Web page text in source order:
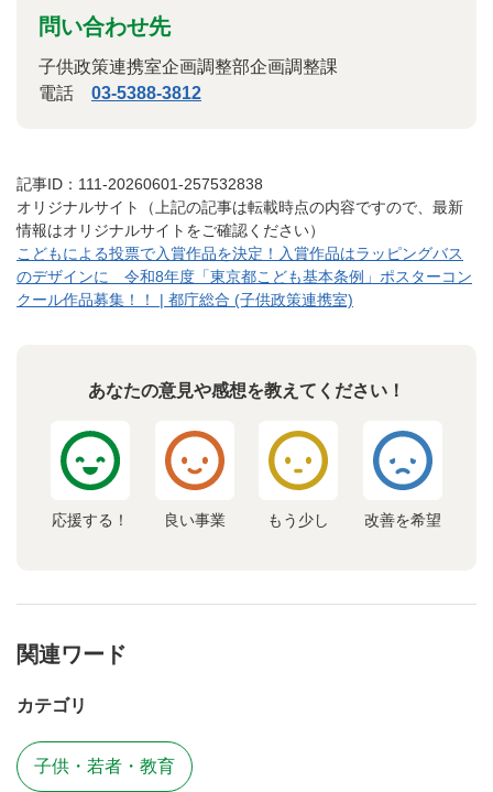
問い合わせ先
子供政策連携室企画調整部企画調整課
電話 03-5388-3812
記事ID：111-20260601-257532838
オリジナルサイト（上記の記事は転載時点の内容ですので、最新
情報はオリジナルサイトをご確認ください）
こどもによる投票で入賞作品を決定！入賞作品はラッピングバス
のデザインに 令和8年度「東京都こども基本条例」ポスターコン
クール作品募集！！ | 都庁総合 (子供政策連携室)
あなたの意見や感想を教えてください！
応援する！ 良い事業 もう少し 改善を希望
関連ワード
カテゴリ
子供・若者・教育